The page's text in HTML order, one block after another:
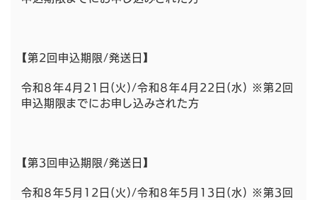
【第2回申込期限/発送日】
令和８年4月21日(火)/令和８年4月22日(水) ※第2回
申込期限までにお申し込みされた方
【第3回申込期限/発送日】
令和８年5月12日(火)/令和８年5月13日(水) ※第3回